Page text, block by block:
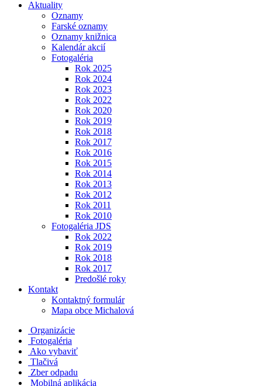
Aktuality
Oznamy
Farské oznamy
Oznamy knižnica
Kalendár akcií
Fotogaléria
Rok 2025
Rok 2024
Rok 2023
Rok 2022
Rok 2020
Rok 2019
Rok 2018
Rok 2017
Rok 2016
Rok 2015
Rok 2014
Rok 2013
Rok 2012
Rok 2011
Rok 2010
Fotogaléria JDS
Rok 2022
Rok 2019
Rok 2018
Rok 2017
Predošlé roky
Kontakt
Kontaktný formulár
Mapa obce Michalová
Organizácie
Fotogaléria
Ako vybaviť
Tlačivá
Zber odpadu
Mobilná aplikácia